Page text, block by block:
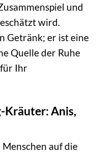
und
wird.
Getränk; er ist eine
Quelle der Ruhe
Ihr
Kräuter: Anis,
auf die